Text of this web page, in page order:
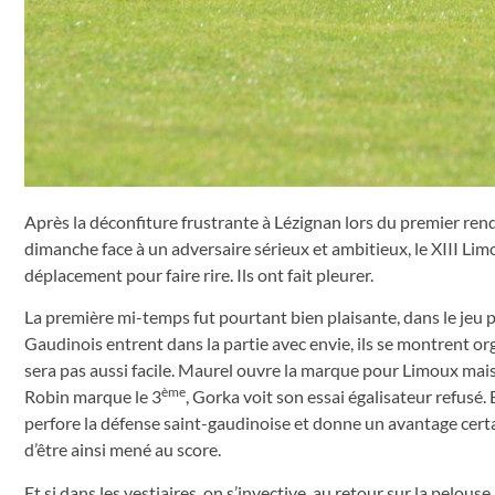
Après la déconfiture frustrante à Lézignan lors du premier
dimanche face à un adversaire sérieux et ambitieux, le XIII
déplacement pour faire rire. Ils ont fait pleurer.
La première mi-temps fut pourtant bien plaisante, dans le jeu
Gaudinois entrent dans la partie avec envie, ils se montrent
sera pas aussi facile. Maurel ouvre la marque pour Limoux
Robin marque le 3ème, Gorka voit son essai égalisateur
perfore la défense saint-gaudinoise et donne un avantage
d’être ainsi mené au score.